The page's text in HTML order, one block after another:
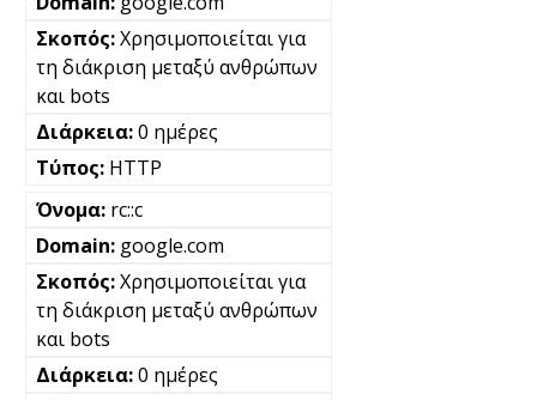
Χρησιμοποιείται για
τη διάκριση μεταξύ ανθρώπων
και bots
0 ημέρες
HTTP
rc::c
google.com
Χρησιμοποιείται για
τη διάκριση μεταξύ ανθρώπων
και bots
0 ημέρες